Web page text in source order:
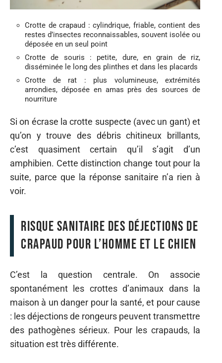
Crotte de crapaud : cylindrique, friable, contient des
restes d’insectes reconnaissables, souvent isolée ou
déposée en un seul point
Crotte de souris : petite, dure, en grain de riz,
disséminée le long des plinthes et dans les placards
Crotte de rat : plus volumineuse, extrémités
arrondies, déposée en amas près des sources de
nourriture
Si on écrase la crotte suspecte (avec un gant) et
qu’on y trouve des débris chitineux brillants,
c’est quasiment certain qu’il s’agit d’un
amphibien. Cette distinction change tout pour la
suite, parce que la réponse sanitaire n’a rien à
voir.
Risque sanitaire des déjections de
crapaud pour l’homme et le chien
C’est la question centrale. On associe
spontanément les crottes d’animaux dans la
maison à un danger pour la santé, et pour cause
: les déjections de rongeurs peuvent transmettre
des pathogènes sérieux. Pour les crapauds, la
situation est très différente.